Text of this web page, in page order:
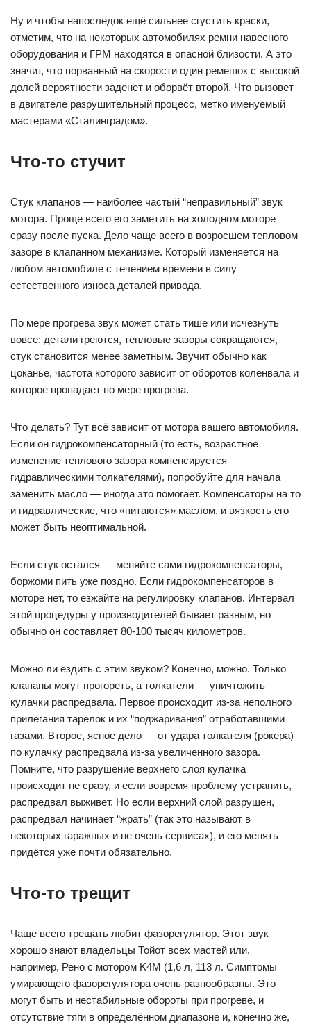
Ну и чтобы напоследок ещё сильнее сгустить краски,
отметим, что на некоторых автомобилях ремни навесного
оборудования и ГРМ находятся в опасной близости. А это
значит, что порванный на скорости один ремешок с высокой
долей вероятности заденет и оборвёт второй. Что вызовет
в двигателе разрушительный процесс, метко именуемый
мастерами «Сталинградом».
Что-то стучит
Стук клапанов — наиболее частый “неправильный” звук
мотора. Проще всего его заметить на холодном моторе
сразу после пуска. Дело чаще всего в возросшем тепловом
зазоре в клапанном механизме. Который изменяется на
любом автомобиле с течением времени в силу
естественного износа деталей привода.
По мере прогрева звук может стать тише или исчезнуть
вовсе: детали греются, тепловые зазоры сокращаются,
стук становится менее заметным. Звучит обычно как
цоканье, частота которого зависит от оборотов коленвала и
которое пропадает по мере прогрева.
Что делать? Тут всё зависит от мотора вашего автомобиля.
Если он гидрокомпенсаторный (то есть, возрастное
изменение теплового зазора компенсируется
гидравлическими толкателями), попробуйте для начала
заменить масло — иногда это помогает. Компенсаторы на то
и гидравлические, что «питаются» маслом, и вязкость его
может быть неоптимальной.
Если стук остался — меняйте сами гидрокомпенсаторы,
боржоми пить уже поздно. Если гидрокомпенсаторов в
моторе нет, то езжайте на регулировку клапанов. Интервал
этой процедуры у производителей бывает разным, но
обычно он составляет 80-100 тысяч километров.
Можно ли ездить с этим звуком? Конечно, можно. Только
клапаны могут прогореть, а толкатели — уничтожить
кулачки распредвала. Первое происходит из-за неполного
прилегания тарелок и их “поджаривания” отработавшими
газами. Второе, ясное дело — от удара толкателя (рокера)
по кулачку распредвала из-за увеличенного зазора.
Помните, что разрушение верхнего слоя кулачка
происходит не сразу, и если вовремя проблему устранить,
распредвал выживет. Но если верхний слой разрушен,
распредвал начинает “жрать” (так это называют в
некоторых гаражных и не очень сервисах), и его менять
придётся уже почти обязательно.
Что-то трещит
Чаще всего трещать любит фазорегулятор. Этот звук
хорошо знают владельцы Тойот всех мастей или,
например, Рено с мотором K4M (1,6 л, 113 л. Симптомы
умирающего фазорегулятора очень разнообразны. Это
могут быть и нестабильные обороты при прогреве, и
отсутствие тяги в определённом диапазоне и, конечно же,